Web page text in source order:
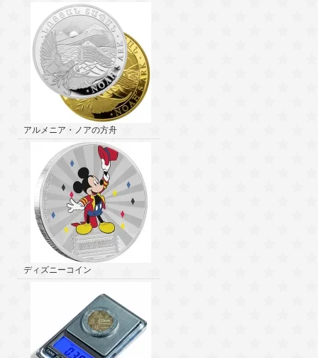
アルメニア・ノアの方舟
ディズニーコイン